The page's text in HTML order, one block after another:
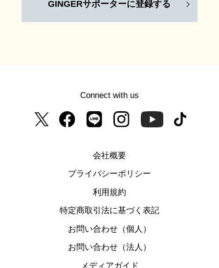
GINGERサポーターに登録する
Connect with us
会社概要
プライバシーポリシー
利用規約
特定商取引法に基づく表記
お問い合わせ（個人）
お問い合わせ（法人）
メディアガイド